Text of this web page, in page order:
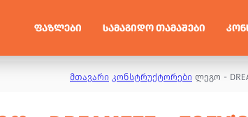
ᲤᲐᲖᲚᲔᲑᲘ ᲡᲐᲛᲐᲒᲘᲓᲝ ᲗᲐᲛᲐᲨᲔᲑᲘ
მთავარი კონსტრუქტორები ლეგო -